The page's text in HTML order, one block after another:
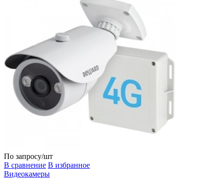
По запросу/шт
В сравнение В избранное
Видеокамеры